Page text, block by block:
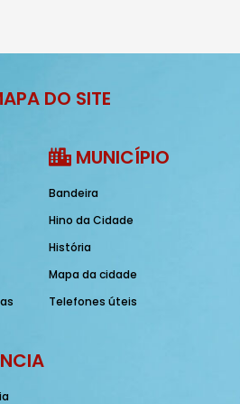
DO SITE
MUNICÍPIO
Bandeira
Hino da Cidade
História
Mapa da cidade
Telefones úteis